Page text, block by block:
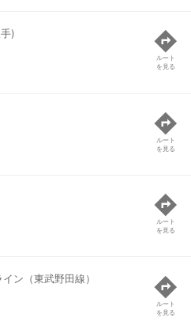
)
ルート
を見る
ルート
を見る
ルート
を見る
ン（東武野田線）
ルート
を見る